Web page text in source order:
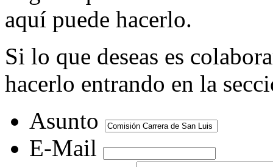
aquí puede hacerlo.
Si lo que deseas es
hacerlo entrando en la
Asunto
E-Mail